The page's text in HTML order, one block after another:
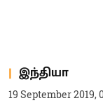
இந்தியா
19 September 2019,